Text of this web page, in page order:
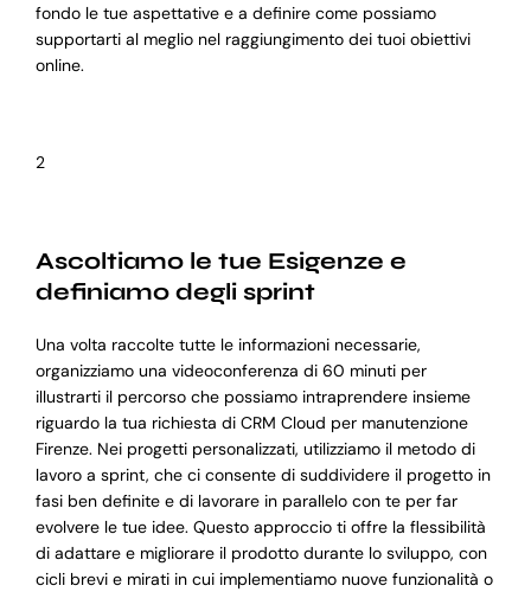
fondo le tue aspettative e a definire come possiamo
supportarti al meglio nel raggiungimento dei tuoi obiettivi
online.
2
Ascoltiamo le tue Esigenze e
definiamo degli sprint
Una volta raccolte tutte le informazioni necessarie,
organizziamo una videoconferenza di 60 minuti per
illustrarti il percorso che possiamo intraprendere insieme
riguardo la tua richiesta di CRM Cloud per manutenzione
Firenze. Nei progetti personalizzati, utilizziamo il metodo di
lavoro a sprint, che ci consente di suddividere il progetto in
fasi ben definite e di lavorare in parallelo con te per far
evolvere le tue idee. Questo approccio ti offre la flessibilità
di adattare e migliorare il prodotto durante lo sviluppo, con
cicli brevi e mirati in cui implementiamo nuove funzionalità o